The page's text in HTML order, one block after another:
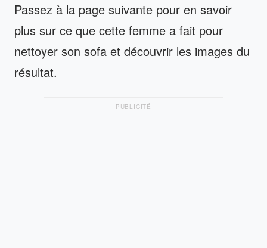
Passez à la page suivante pour en savoir
plus sur ce que cette femme a fait pour
nettoyer son sofa et découvrir les images du
résultat.
PUBLICITÉ